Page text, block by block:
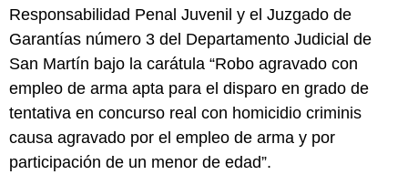
Responsabilidad Penal Juvenil y el Juzgado de
Garantías número 3 del Departamento Judicial de
San Martín bajo la carátula “Robo agravado con
empleo de arma apta para el disparo en grado de
tentativa en concurso real con homicidio criminis
causa agravado por el empleo de arma y por
participación de un menor de edad”.